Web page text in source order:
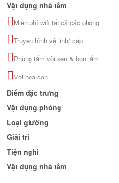
khảo
đ
Vật dụng nhà tắm
Miễn phí wifi tất cả các phòng
Truyền hình vệ tinh/ cáp
Phòng tắm vòi sen & bồn tắm
Vòi hoa sen
Điểm đặc trưng
Vật dụng phòng
Loại giường
Giải trí
Tiện nghi
Vật dụng nhà tắm